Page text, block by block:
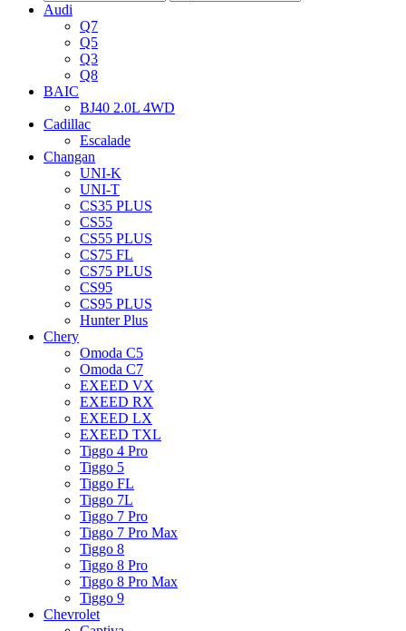
Audi
Q7
Q5
Q3
Q8
BAIC
BJ40 2.0L 4WD
Cadillac
Escalade
Changan
UNI-K
UNI-T
CS35 PLUS
CS55
CS55 PLUS
CS75 FL
CS75 PLUS
CS95
CS95 PLUS
Hunter Plus
Chery
Omoda C5
Omoda C7
EXEED VX
EXEED RX
EXEED LX
EXEED TXL
Tiggo 4 Pro
Tiggo 5
Tiggo FL
Tiggo 7L
Tiggo 7 Pro
Tiggo 7 Pro Max
Tiggo 8
Tiggo 8 Pro
Tiggo 8 Pro Max
Tiggo 9
Chevrolet